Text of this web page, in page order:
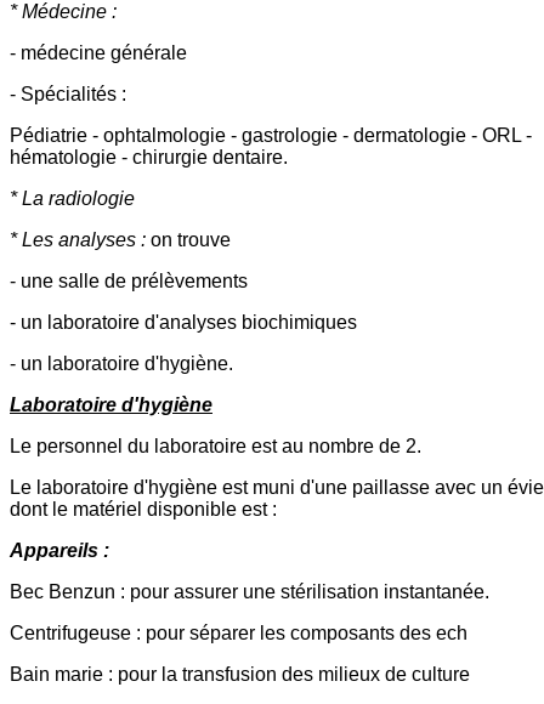
* Médecine :
- médecine générale
- Spécialités :
Pédiatrie - ophtalmologie - gastrologie - dermatologie - ORL -
hématologie - chirurgie dentaire.
* La radiologie
* Les analyses : on trouve
- une salle de prélèvements
- un laboratoire d'analyses biochimiques
- un laboratoire d'hygiène.
Laboratoire d'hygiène
Le personnel du laboratoire est au nombre de 2.
Le laboratoire d'hygiène est muni d'une paillasse avec un
dont le matériel disponible est :
Appareils :
Bec Benzun : pour assurer une stérilisation instantanée.
Centrifugeuse : pour séparer les composants des ech
Bain marie : pour la transfusion des milieux de culture